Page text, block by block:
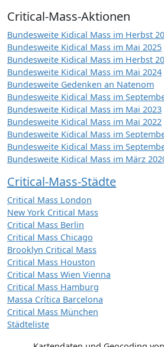
Critical-Mass-Aktionen
Bundesweite Kidical Mass im Herbst
Bundesweite Kidical Mass im Mai 2025
Bundesweite Kidical Mass im Herbst
Bundesweite Kidical Mass im Mai 2024
Bundesweite Gedenken an Natenom
Bundesweite Kidical Mass im
Bundesweite Kidical Mass im Mai 2023
Bundesweite Kidical Mass im Mai 2022
Bundesweite Kidical Mass im
Bundesweite Kidical Mass im
Bundesweite Kidical Mass im März
Critical-Mass-Städte
Critical Mass London
New York Critical Mass
Critical Mass Berlin
Critical Mass Chicago
Brooklyn Critical Mass
Critical Mass Houston
Critical Mass Wien Vienna
Critical Mass Hamburg
Massa Crítica Barcelona
Critical Mass München
Städteliste